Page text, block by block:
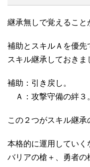
継承無しで覚えること
補助とスキルＡを優先
スキル継承しておきま
補助：引き戻し。
Ａ：攻撃守備の絆３
この２つがスキル継承
本格的に運用していく
バリアの槍＋、勇者